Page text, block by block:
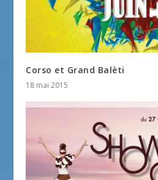
Corso et Grand Balèti
18 mai 2015